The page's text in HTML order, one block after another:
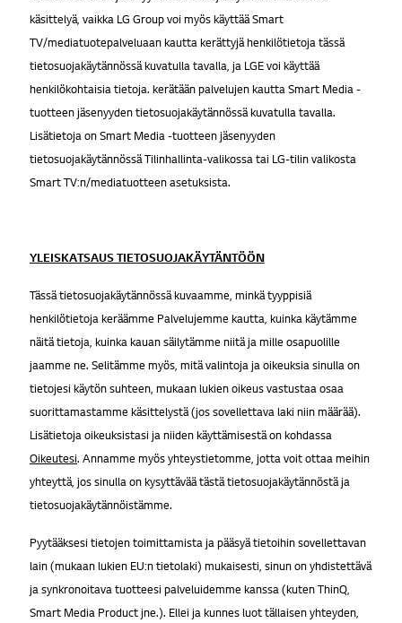
käsittelyä, vaikka LG Group voi myös käyttää Smart
TV/mediatuotepalveluaan kautta kerättyjä henkilötietoja tässä
tietosuojakäytännössä kuvatulla tavalla, ja LGE voi käyttää
henkilökohtaisia tietoja. kerätään palvelujen kautta Smart Media -
tuotteen jäsenyyden tietosuojakäytännössä kuvatulla tavalla.
Lisätietoja on Smart Media -tuotteen jäsenyyden
tietosuojakäytännössä Tilinhallinta-valikossa tai LG-tilin valikosta
Smart TV:n/mediatuotteen asetuksista.
YLEISKATSAUS TIETOSUOJAKÄYTÄNTÖÖN
Tässä tietosuojakäytännössä kuvaamme, minkä tyyppisiä
henkilötietoja keräämme Palvelujemme kautta, kuinka käytämme
näitä tietoja, kuinka kauan säilytämme niitä ja mille osapuolille
jaamme ne. Selitämme myös, mitä valintoja ja oikeuksia sinulla on
tietojesi käytön suhteen, mukaan lukien oikeus vastustaa osaa
suorittamastamme käsittelystä (jos sovellettava laki niin määrää).
Lisätietoja oikeuksistasi ja niiden käyttämisestä on kohdassa
Oikeutesi. Annamme myös yhteystietomme, jotta voit ottaa meihin
yhteyttä, jos sinulla on kysyttävää tästä tietosuojakäytännöstä ja
tietosuojakäytännöistämme.
Pyytääksesi tietojen toimittamista ja pääsyä tietoihin sovellettavan
lain (mukaan lukien EU:n tietolaki) mukaisesti, sinun on yhdistettävä
ja synkronoitava tuotteesi palveluidemme kanssa (kuten ThinQ,
Smart Media Product jne.). Ellei ja kunnes luot tällaisen yhteyden,